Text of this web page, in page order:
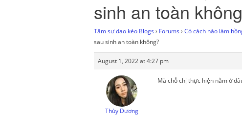
sinh an toàn
Tâm sự dao kéo Blogs › Forums › Có cách nào làm
sau sinh an toàn không?
August 1, 2022 at 4:27 pm
Thùy Dương
Mà chỗ chị thực hiện nằm ở